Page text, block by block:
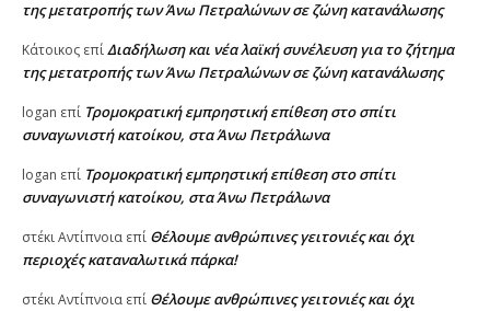
της μετατροπής των Άνω Πετραλώνων σε ζώνη κατανάλωσης
Κάτοικος επίΔιαδήλωση και νέα λαϊκή συνέλευση για το ζήτημα
της μετατροπής των Άνω Πετραλώνων σε ζώνη κατανάλωσης
logan επί Τρομοκρατική εμπρηστική επίθεση στο σπίτι
συναγωνιστή κατοίκου, στα Άνω Πετράλωνα
logan επί Τρομοκρατική εμπρηστική επίθεση στο σπίτι
συναγωνιστή κατοίκου, στα Άνω Πετράλωνα
στέκι Αντίπνοια επί Θέλουμε ανθρώπινες γειτονιές και όχι
περιοχές καταναλωτικά πάρκα!
στέκι Αντίπνοια επί Θέλουμε ανθρώπινες γειτονιές και όχι